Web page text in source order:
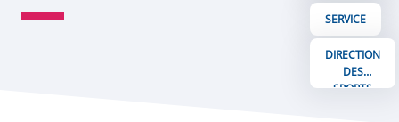
SERVICE
DIRECTION
DES
SPORTS